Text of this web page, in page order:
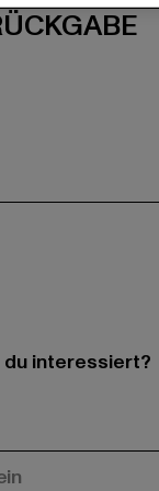
interessiert?